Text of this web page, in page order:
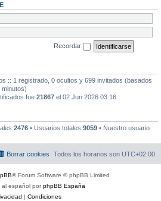
Recordar
:: 1 registrado, 0 ocultos y 699 invitados (basados
fue 21867 el 02 Jun 2026 03:16
2476 • Usuarios totales 9059 • Nuestro usuario
Todos los horarios son UTC+02:00
Borrar cookies
® Forum Software © phpBB Limited
al español porphpBB España
| Condiciones